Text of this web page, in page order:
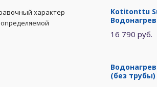
характер
Kotitonttu
16 790 руб.
(без трубы)